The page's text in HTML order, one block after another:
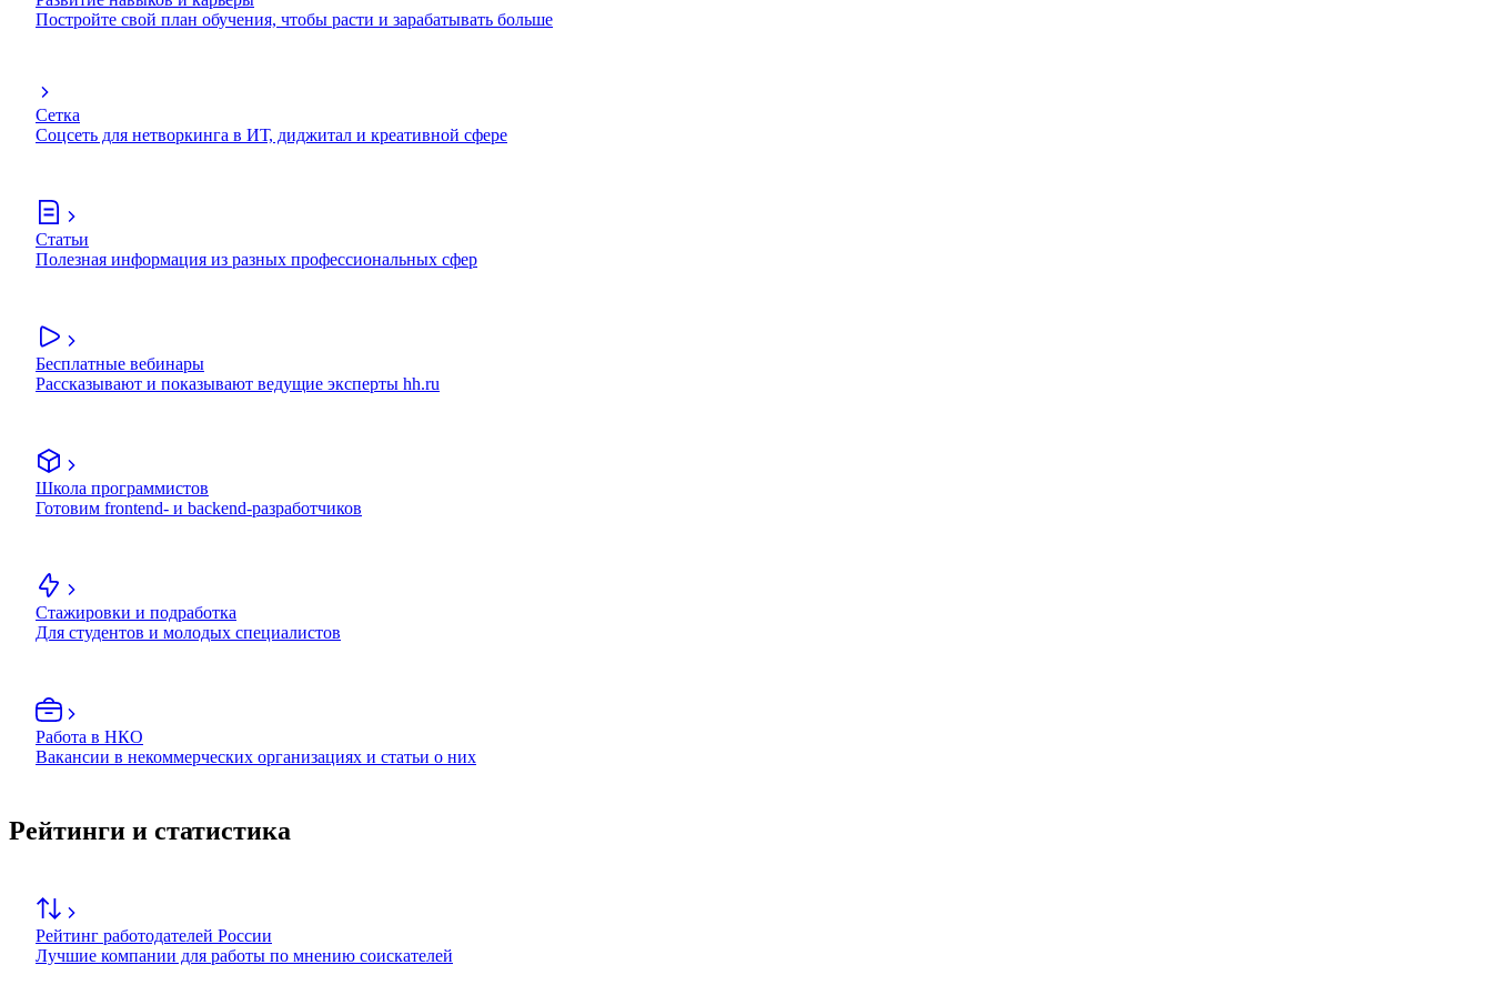
Постройте свой план обучения, чтобы расти и зарабатывать больше
Сетка
Соцсеть для нетворкинга в ИТ, диджитал и креативной сфере
Статьи
Полезная информация из разных профессиональных сфер
Бесплатные вебинары
Рассказывают и показывают ведущие эксперты hh.ru
Школа программистов
Готовим frontend- и backend-разработчиков
Стажировки и подработка
Для студентов и молодых специалистов
Работа в НКО
Вакансии в некоммерческих организациях и статьи о них
Рейтинги и статистика
Рейтинг работодателей России
Лучшие компании для работы по мнению соискателей